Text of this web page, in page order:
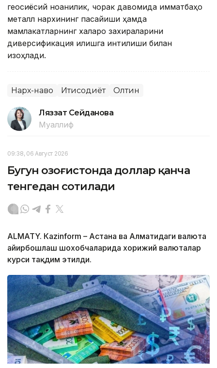
геосиёсий ноаниқлик, чорак давомида қимматбаҳо
металл нархининг пасайиши ҳамда
мамлакатларнинг халқаро захираларини
диверсификация қилишга интилиши билан
изоҳлади.
Нарх-наво Иқтисодиёт Олтин
Ляззат Сейданова
Муаллиф
09:38, 06 Август 2026
Бугун Қозоғистонда доллар қанча
тенгедан сотилади
ALMATY. Кazinform – Астана ва Алматидаги валюта
айирбошлаш шохобчаларида хорижий валюталар
курси тақдим этилди.